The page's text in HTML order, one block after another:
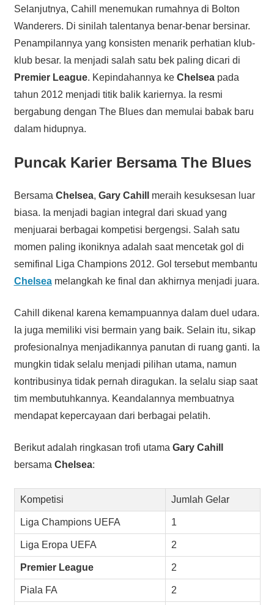
Selanjutnya, Cahill menemukan rumahnya di Bolton
Wanderers. Di sinilah talentanya benar-benar bersinar.
Penampilannya yang konsisten menarik perhatian klub-
klub besar. Ia menjadi salah satu bek paling dicari di
Premier League. Kepindahannya ke Chelseapada
tahun 2012 menjadi titik balik kariernya. Ia resmi
bergabung dengan The Blues dan memulai babak baru
dalam hidupnya.
Puncak Karier Bersama The Blues
Bersama Chelsea, Gary Cahill
meraih kesuksesan luar
biasa. Ia menjadi bagian integral dari skuad yang
menjuarai berbagai kompetisi bergengsi. Salah satu
momen paling ikoniknya adalah saat mencetak gol di
semifinal Liga Champions 2012. Gol tersebut membantu
Chelseamelangkah ke final dan akhirnya menjadi juara.
Cahill dikenal karena kemampuannya dalam duel udara.
Ia juga memiliki visi bermain yang baik. Selain itu, sikap
profesionalnya menjadikannya panutan di ruang ganti. Ia
mungkin tidak selalu menjadi pilihan utama, namun
kontribusinya tidak pernah diragukan. Ia selalu siap saat
tim membutuhkannya. Keandalannya membuatnya
mendapat kepercayaan dari berbagai pelatih.
Berikut adalah ringkasan trofi utama Gary Cahill
bersama Chelsea:
Kompetisi Jumlah Gelar
Liga Champions UEFA 1
Liga Eropa UEFA 2
Premier League 2
Piala FA 2